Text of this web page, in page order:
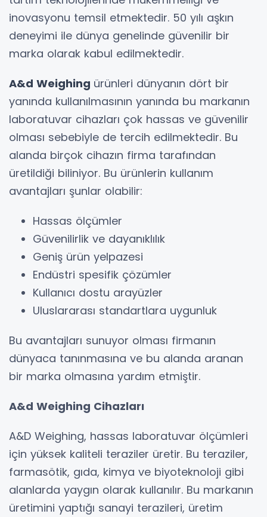
inovasyonu temsil etmektedir. 50 yılı aşkın
deneyimi ile dünya genelinde güvenilir bir
marka olarak kabul edilmektedir.
A&d Weighing ürünleri dünyanın dört bir
yanında kullanılmasının yanında bu markanın
laboratuvar cihazları çok hassas ve güvenilir
olması sebebiyle de tercih edilmektedir. Bu
alanda birçok cihazın firma tarafından
üretildiği biliniyor. Bu ürünlerin kullanım
avantajları şunlar olabilir:
Hassas ölçümler
Güvenilirlik ve dayanıklılık
Geniş ürün yelpazesi
Endüstri spesifik çözümler
Kullanıcı dostu arayüzler
Uluslararası standartlara uygunluk
Bu avantajları sunuyor olması firmanın
dünyaca tanınmasına ve bu alanda aranan
bir marka olmasına yardım etmiştir.
A&d Weighing Cihazları
A&D Weighing, hassas laboratuvar ölçümleri
için yüksek kaliteli teraziler üretir. Bu teraziler,
farmasötik, gıda, kimya ve biyoteknoloji gibi
alanlarda yaygın olarak kullanılır. Bu markanın
üretimini yaptığı sanayi terazileri, üretim